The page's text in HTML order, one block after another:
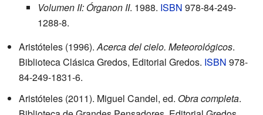
Volumen II: Órganon II. 1988. ISBN 978-84-249-
1288-8.
Aristóteles (1996).Acerca del cielo. Meteorológicos.
Biblioteca Clásica Gredos, Editorial Gredos. ISBN 978-
84-249-1831-6.
Aristóteles (2011). Miguel Candel, ed. Obra completa.